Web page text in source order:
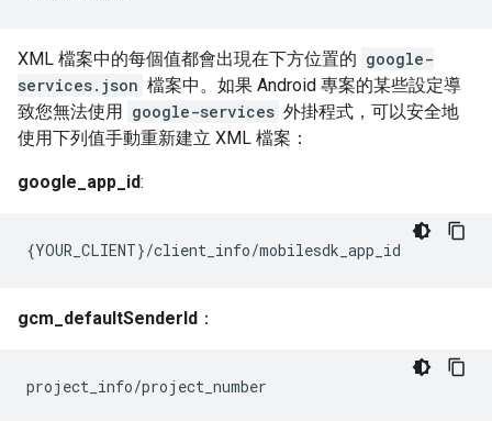
XML 檔案中的每個值都會出現在下方位置的 google-
services.json 檔案中。如果 Android 專案的某些設定導
致您無法使用 google-services 外掛程式，可以安全地
使用下列值手動重新建立 XML 檔案：
google_app_id:
{YOUR_CLIENT}/client_info/mobilesdk_app_id
gcm_defaultSenderId ：
project_info/project_number